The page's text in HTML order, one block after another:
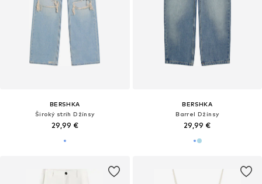
BERSHKA
Široký strih Džínsy
29,99 €
BERSHKA
Barrel Džínsy
29,99 €